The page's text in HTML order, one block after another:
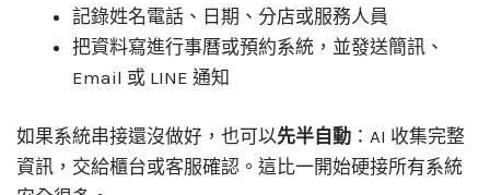
記錄姓名電話、日期、分店或服務人員
把資料寫進行事曆或預約系統，並發送簡訊、
Email 或 LINE 通知
如果系統串接還沒做好，也可以先半自動 ：AI 收集完整
資訊，交給櫃台或客服確認。這比一開始硬接所有系統